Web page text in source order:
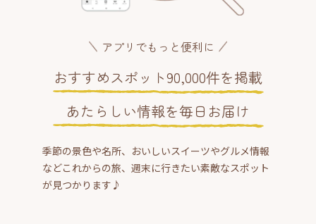
アプリでもっと便利に
おすすめスポット90,000件を掲載
あたらしい情報を毎日お届け
季節の景色や名所、おいしいスイーツやグルメ情報
などこれからの旅、週末に行きたい素敵なスポット
が見つかります♪